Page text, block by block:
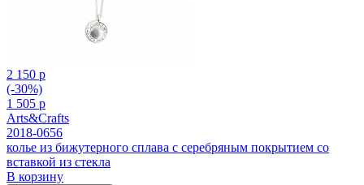
2 150 р
(-30%)
1 505 р
Arts&Crafts
2018-0656
колье из бижутерного сплава с серебряным покрытием cо
вставкой из стекла
В корзину